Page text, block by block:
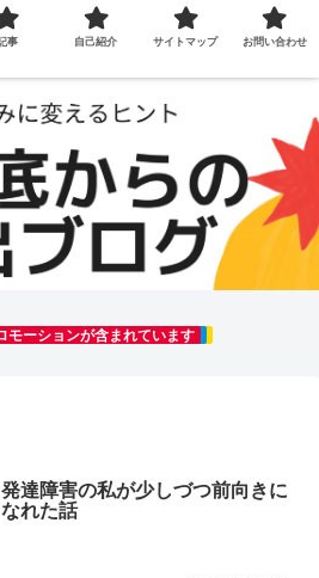
モーションが含まれています
発達障害の私が少しづつ前向きに
なれた話
事 自己紹介 サイトマップ お問い合わせ